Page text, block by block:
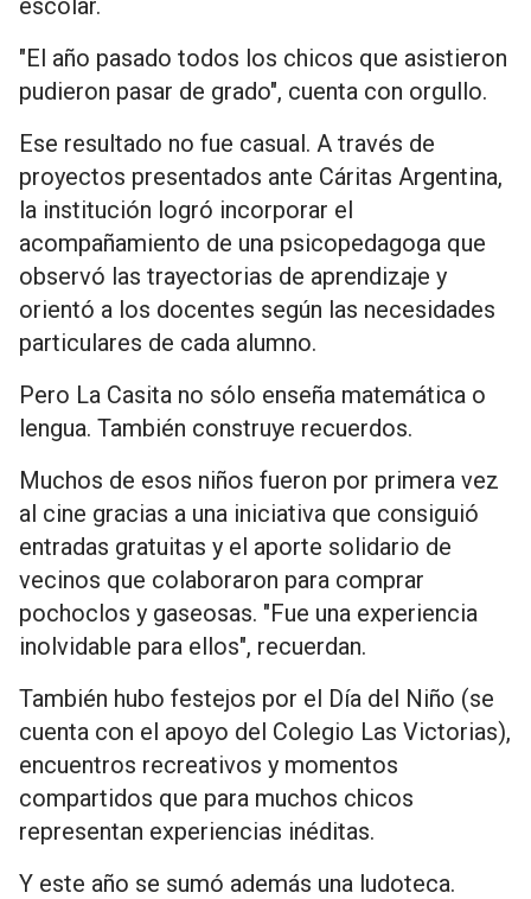
escolar.
"El año pasado todos los chicos que asistieron
pudieron pasar de grado", cuenta con orgullo.
Ese resultado no fue casual. A través de
proyectos presentados ante Cáritas Argentina,
la institución logró incorporar el
acompañamiento de una psicopedagoga que
observó las trayectorias de aprendizaje y
orientó a los docentes según las necesidades
particulares de cada alumno.
Pero La Casita no sólo enseña matemática o
lengua. También construye recuerdos.
Muchos de esos niños fueron por primera vez
al cine gracias a una iniciativa que consiguió
entradas gratuitas y el aporte solidario de
vecinos que colaboraron para comprar
pochoclos y gaseosas. "Fue una experiencia
inolvidable para ellos", recuerdan.
También hubo festejos por el Día del Niño (se
cuenta con el apoyo del Colegio Las Victorias),
encuentros recreativos y momentos
compartidos que para muchos chicos
representan experiencias inéditas.
Y este año se sumó además una ludoteca.